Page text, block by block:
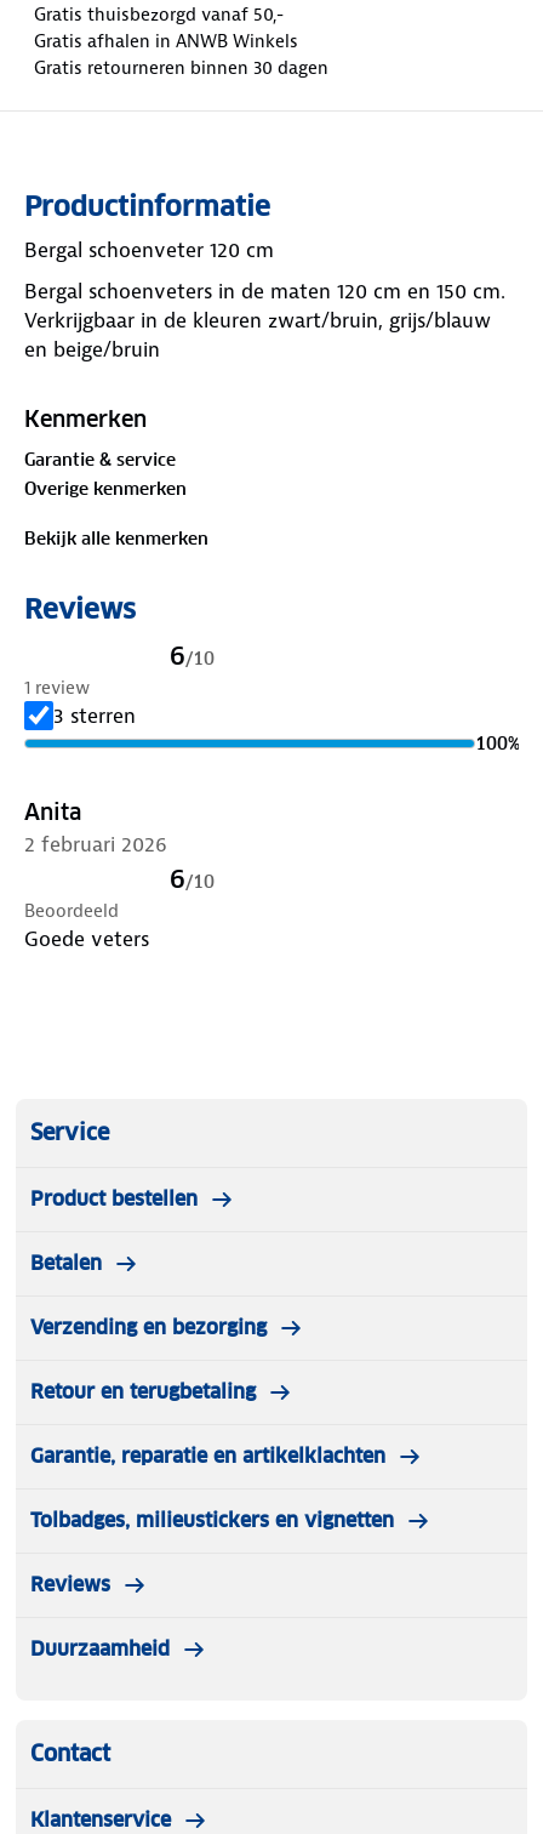
Gratis thuisbezorgd vanaf 50,-
Gratis afhalen in ANWB Winkels
Gratis retourneren binnen 30 dagen
Productinformatie
Bergal schoenveter 120 cm
Bergal schoenveters in de maten 120 cm en 150 cm.
Verkrijgbaar in de kleuren zwart/bruin, grijs/blauw
en beige/bruin
Kenmerken
Garantie & service
Overige kenmerken
Bekijk alle kenmerken
Reviews
6/10
1 review
3 sterren
100%
Anita
2 februari 2026
6/10
Beoordeeld
Goede veters
Service
Product bestellen
Betalen
Verzending en bezorging
Retour en terugbetaling
Garantie, reparatie en artikelklachten
Tolbadges, milieustickers en vignetten
Reviews
Duurzaamheid
Contact
Klantenservice